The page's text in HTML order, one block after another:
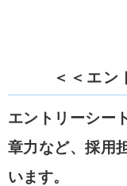
＜＜エン
エントリーシー
章力など、採用
います。